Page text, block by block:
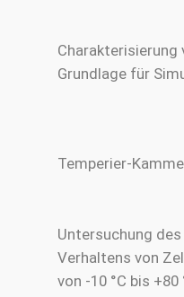
Charakterisierung
Grundlage für
Temperier-
Untersuchung
Verhaltens von
von -10 °C bis +80